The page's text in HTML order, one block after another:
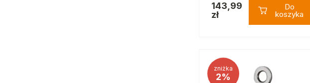
143,99
zł
Do
koszyka
zniżka
2%